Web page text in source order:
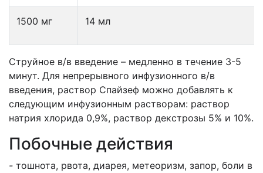
1500 мг 14 мл
Струйное в/в введение – медленно в течение 3-5
минут. Для непрерывного инфузионного в/в
введения, раствор Спайзеф можно добавлять к
следующим инфузионным растворам: раствор
натрия хлорида 0,9%, раствор декстрозы 5% и 10%.
Побочные действия
- тошнота, рвота, диарея, метеоризм, запор, боли в